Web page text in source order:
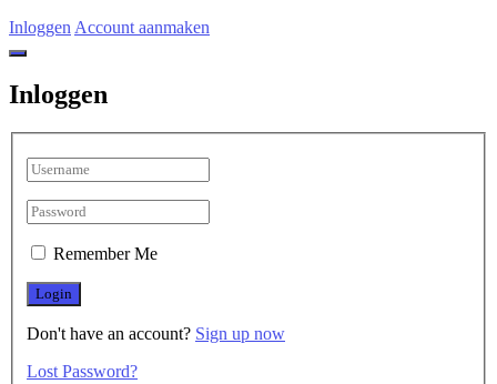
Inloggen Account aanmaken
Inloggen
Remember Me
Don't have an account? Sign up now
Lost Password?